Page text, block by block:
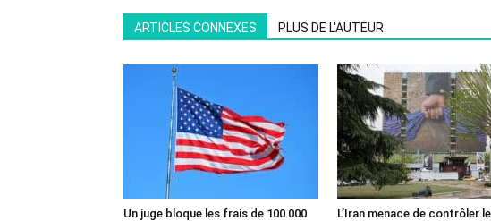
ARTICLES CONNEXES PLUS DE L'AUTEUR
Un juge bloque les frais de 100 000
L’Iran menace de contrôler